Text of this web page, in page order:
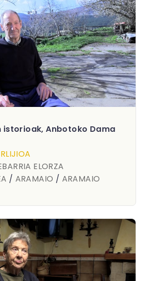
istorioak, Anbotoko Dama
ELORZA
/ ARAMAIO / ARAMAIO